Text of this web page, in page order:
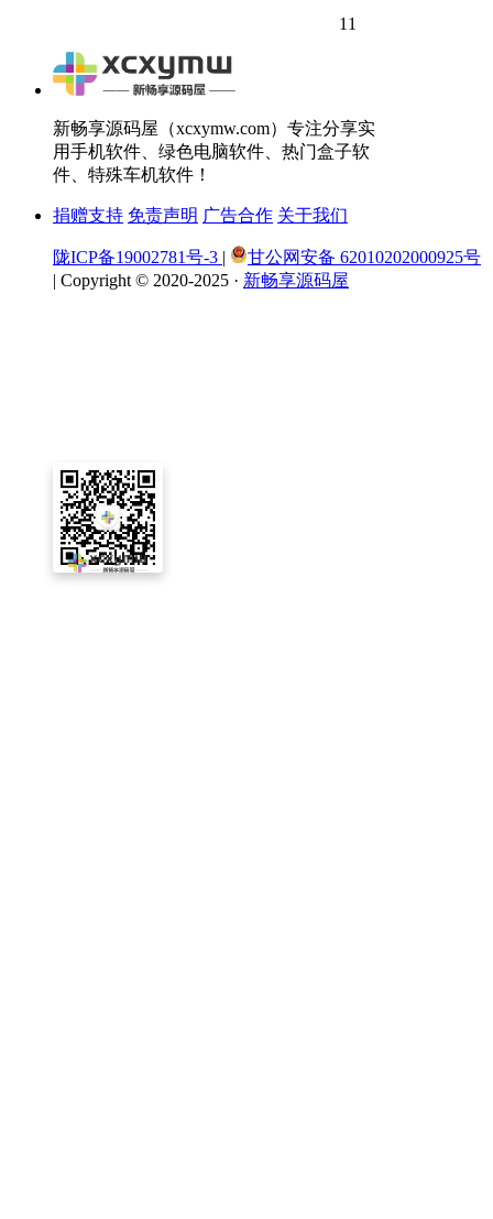
11
新畅享源码屋（xcxymw.com）专注分享实
用手机软件、绿色电脑软件、热门盒子软
件、特殊车机软件！
捐赠支持 免责声明 广告合作 关于我们
陇ICP备19002781号-3 |
甘公网安备 62010202000925号
| Copyright © 2020-2025 · 新畅享源码屋